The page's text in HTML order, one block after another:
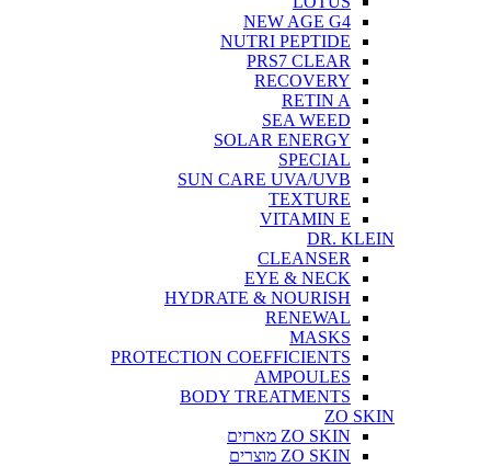
NEW AGE G4
NUTRI PEPTIDE
PRS7 CLEAR
RECOVERY
RETIN A
SEA WEED
SOLAR ENERGY
SPECIAL
SUN CARE UVA/UVB
TEXTURE
VITAMIN E
DR. KLEIN
CLEANSER
EYE & NECK
HYDRATE & NOURISH
RENEWAL
MASKS
PROTECTION COEFFICIENTS
AMPOULES
BODY TREATMENTS
ZO SKIN
ZO SKIN מארזים
ZO SKIN מוצרים